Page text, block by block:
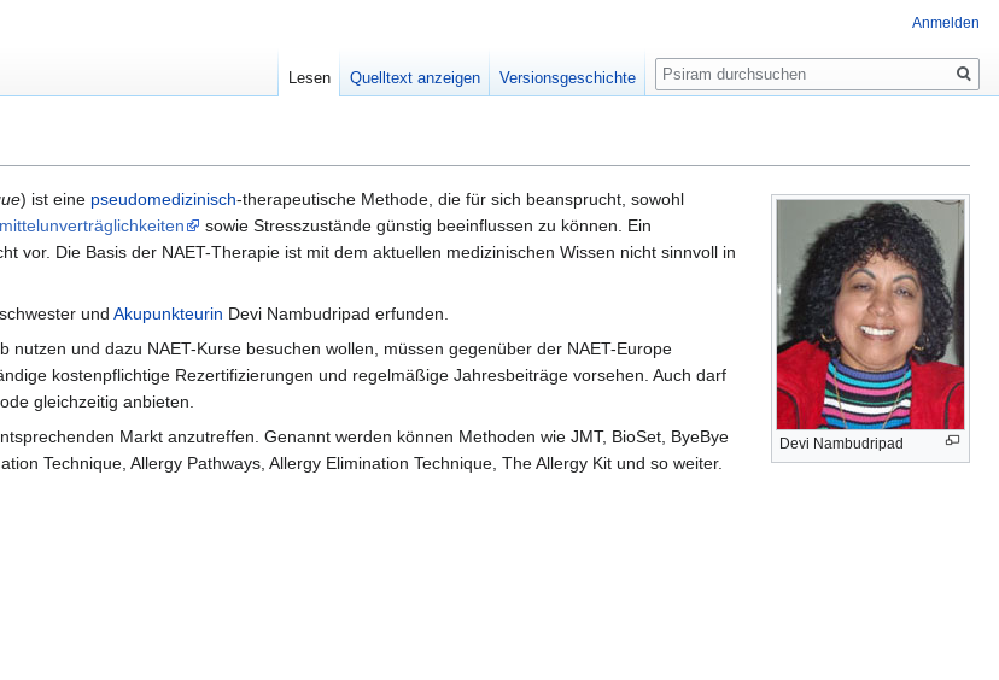
Devi Nambudripad
) ist eine pseudomedizinisch-therapeutische Methode, die für sich beansprucht, sowohl
sowie Stresszustände günstig beeinflussen zu können. Ein
vor. Die Basis der NAET-Therapie ist mit dem aktuellen medizinischen Wissen nicht sinnvoll in
und Akupunkteurin Devi Nambudripad erfunden.
nutzen und dazu NAET-Kurse besuchen wollen, müssen gegenüber der NAET-Europe
kostenpflichtige Rezertifizierungen und regelmäßige Jahresbeiträge vorsehen. Auch darf
gleichzeitig anbieten.
Markt anzutreffen. Genannt werden können Methoden wie JMT, BioSet, ByeBye
Technique, Allergy Pathways, Allergy Elimination Technique, The Allergy Kit und so weiter.
Anmelden
Lesen Quelltext anzeigen Versionsgeschichte
Suche